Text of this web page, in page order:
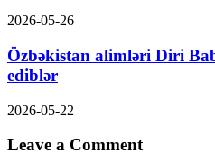
2026-05-26
Özbəkistan alimləri Diri
ediblər
2026-05-22
Leave a Comment